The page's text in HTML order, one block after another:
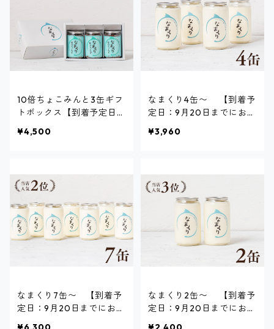
10倍ちょこみんと3缶ギフ
トボックス【到着予定日：
¥4,500
なまくり4缶〜 【到着予
定日：9月20日までにお届
¥3,960
なまくり7缶〜 【到着予
定日：9月20日までにお届
なまくり2缶〜 【到着予
定日：9月20日までにお届